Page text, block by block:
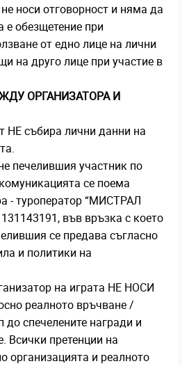
носи отговорност и няма да
обезщетение при
от едно лице на лични
на друго лице при участие в
ОРГАНИЗАТОРА И
НЕ събира лични данни на
печелившия участник по
се поема
- туроператор “МИСТРАЛ
във връзка с което
се предава съгласно
и политики на
на играта НЕ НОСИ
реалното връчване /
до спечелените награди и
Всички претенции на
организацията и реалното